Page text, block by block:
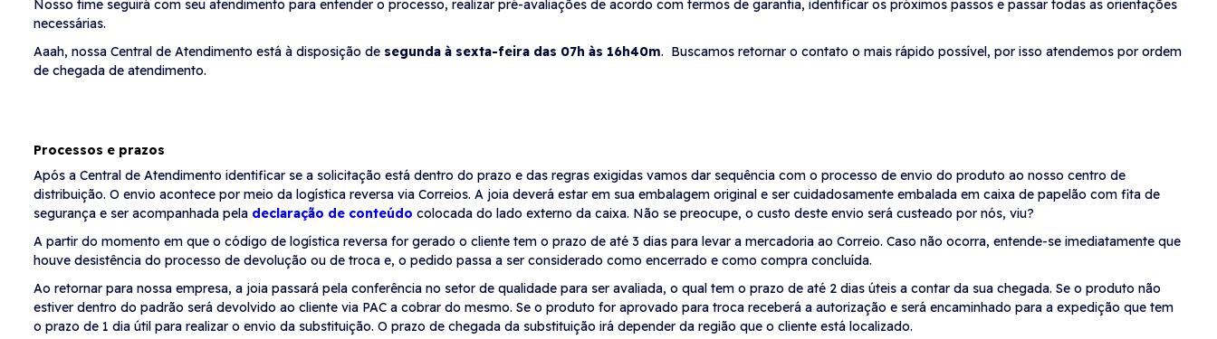
Nosso time seguirá com seu atendimento para entender o processo, realizar pré-avaliações de acordo com termos de garantia, identificar os próximos passos e passar todas as orientações
necessárias.
Aaah, nossa Central de Atendimento está à disposição de segunda à sexta-feira das 07h às 16h40m. Buscamos retornar o contato o mais rápido possível, por isso atendemos por ordem
de chegada de atendimento.
Processos e prazos
Após a Central de Atendimento identificar se a solicitação está dentro do prazo e das regras exigidas vamos dar sequência com o processo de envio do produto ao nosso centro de
distribuição. O envio acontece por meio da logística reversa via Correios. A joia deverá estar em sua embalagem original e ser cuidadosamente embalada em caixa de papelão com fita de
segurança e ser acompanhada pela declaração de conteúdo colocada do lado externo da caixa. Não se preocupe, o custo deste envio será custeado por nós, viu?
A partir do momento em que o código de logística reversa for gerado o cliente tem o prazo de até 3 dias para levar a mercadoria ao Correio. Caso não ocorra, entende-se imediatamente que
houve desistência do processo de devolução ou de troca e, o pedido passa a ser considerado como encerrado e como compra concluída.
Ao retornar para nossa empresa, a joia passará pela conferência no setor de qualidade para ser avaliada, o qual tem o prazo de até 2 dias úteis a contar da sua chegada. Se o produto não
estiver dentro do padrão será devolvido ao cliente via PAC a cobrar do mesmo. Se o produto for aprovado para troca receberá a autorização e será encaminhado para a expedição que tem
o prazo de 1 dia útil para realizar o envio da substituição. O prazo de chegada da substituição irá depender da região que o cliente está localizado.